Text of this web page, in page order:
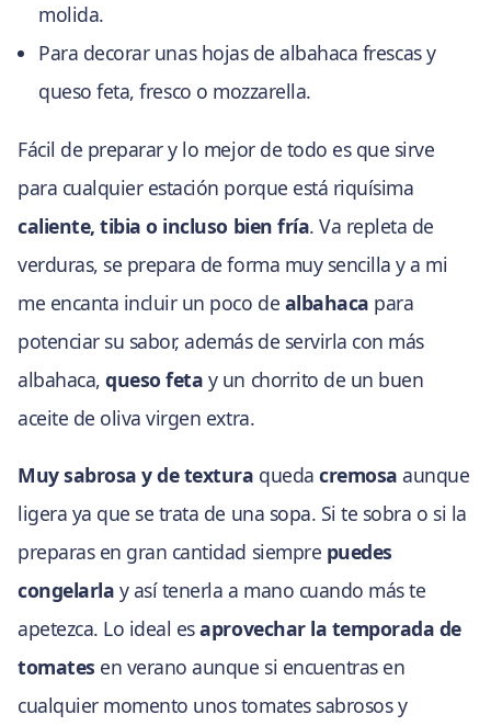
molida.
Para decorar unas hojas de albahaca frescas y
queso feta, fresco o mozzarella.
Fácil de preparar y lo mejor de todo es que sirve
para cualquier estación porque está riquísima
caliente, tibia o incluso bien fría. Va repleta de
verduras, se prepara de forma muy sencilla y a mi
me encanta incluir un poco de albahaca para
potenciar su sabor, además de servirla con más
albahaca,queso feta y un chorrito de un buen
aceite de oliva virgen extra.
Muy sabrosa y de textura quedacremosa aunque
ligera ya que se trata de una sopa. Si te sobra o si la
preparas en gran cantidad siempre puedes
congelarla y así tenerla a mano cuando más te
apetezca. Lo ideal esaprovechar la temporada de
tomates en verano aunque si encuentras en
cualquier momento unos tomates sabrosos y